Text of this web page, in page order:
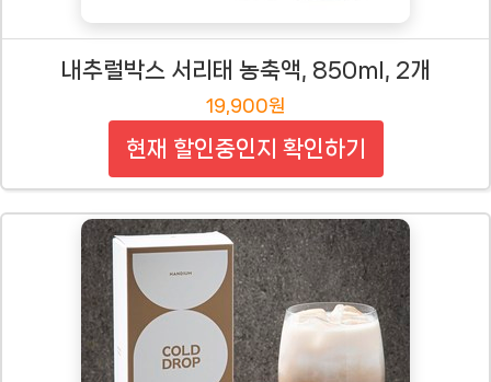
내추럴박스 서리태 농축액, 850ml, 2개
19,900원
현재 할인중인지 확인하기